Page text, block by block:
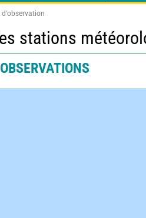
stations